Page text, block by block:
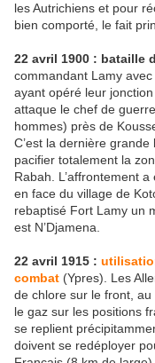
les Autrichiens et pour
bien comporté, le fait
22 avril 1900 : bataille
commandant Lamy
ayant opéré leur
attaque le chef de
hommes) près de
C’est la dernière
pacifier totalement la
Rabah. L’affrontement
en face du village de
rebaptisé Fort Lamy un
est N’Djamena.
22 avril 1915 :
combat (Ypres). Les
de chlore sur le front,
le gaz sur les positions
se replient
doivent se redéployer